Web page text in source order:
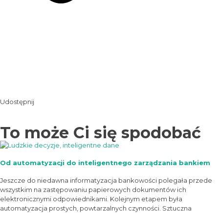
Udostępnij
To może Ci się spodobać
Od automatyzacji do inteligentnego zarządzania bankiem
Jeszcze do niedawna informatyzacja bankowości polegała przede
wszystkim na zastępowaniu papierowych dokumentów ich
elektronicznymi odpowiednikami. Kolejnym etapem była
automatyzacja prostych, powtarzalnych czynności. Sztuczna